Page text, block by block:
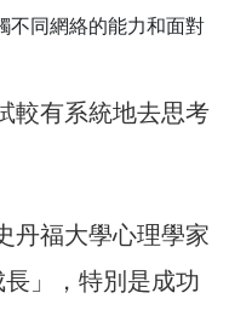
不同網絡的能力和面對
較有系統地去思考
丹福大學心理學家
」，特別是成功